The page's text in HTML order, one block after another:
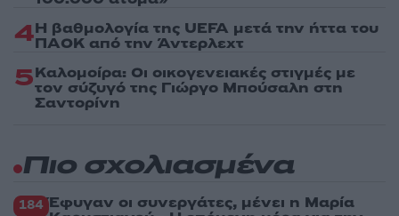
4Η βαθμολογία της UEFA μετά την ήττα του
ΠΑΟΚ από την Άντερλεχτ
5Καλομοίρα: Οι οικογενειακές στιγμές με
τον σύζυγό της Γιώργο Μπούσαλη στη
Σαντορίνη
Πιο σχολιασμένα
184 Έφυγαν οι συνεργάτες, μένει η Μαρία